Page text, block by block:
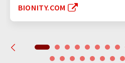
BIONITY.COM